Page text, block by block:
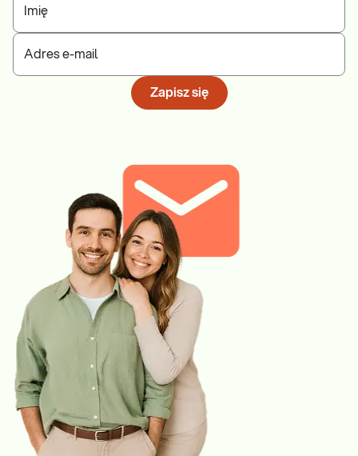
Imię
Adres e-mail
Zapisz się